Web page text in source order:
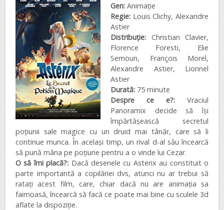
Gen: Animație
Regie: Louis Clichy, Alexandre
Astier
Distribuţie: Christian Clavier,
Florence Foresti, Elie
Semoun, François Morel,
Alexandre Astier, Lionnel
Astier
Durată: 75 minute
Despre ce e?: Vraciul
Panoramix decide să își
împărtășească secretul
poțiunii sale magice cu un druid mai tânăr, care să îi
continue munca. În același timp, un rival d-al său încearcă
să pună mâna pe poțiune pentru a o vinde lui Cezar.
O să îmi placă?: Dacă desenele cu Asterix au constituit o
parte importantă a copilăriei dvs, atunci nu ar trebui să
ratați acest film, care, chiar dacă nu are animația sa
faimoasă, încearcă să facă ce poate mai bine cu sculele 3d
aflate la dispoziție.